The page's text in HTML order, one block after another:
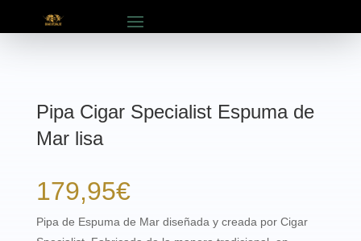
Pipa Cigar Specialist Espuma de
Mar lisa
179,95€
Pipa de Espuma de Mar diseñada y creada por Cigar